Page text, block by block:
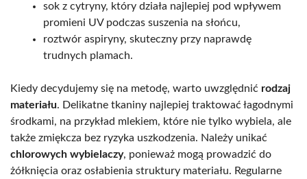
sok z cytryny, który działa najlepiej pod wpływem
promieni UV podczas suszenia na słońcu,
roztwór aspiryny, skuteczny przy naprawdę
trudnych plamach.
Kiedy decydujemy się na metodę, warto uwzględnić rodzaj
materiału. Delikatne tkaniny najlepiej traktować łagodnymi
środkami, na przykład mlekiem, które nie tylko wybiela, ale
także zmiękcza bez ryzyka uszkodzenia. Należy unikać
chlorowych wybielaczy, ponieważ mogą prowadzić do
żółknięcia oraz osłabienia struktury materiału. Regularne